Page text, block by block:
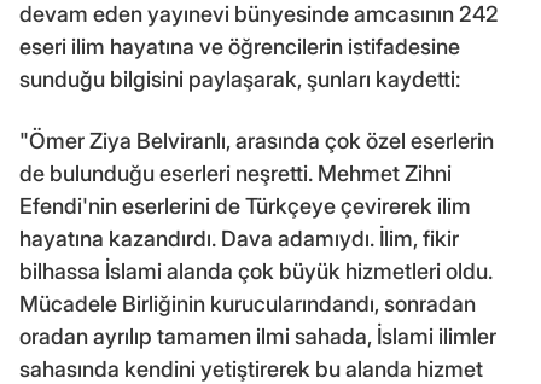
devam eden yayınevi bünyesinde amcasının 242
eseri ilim hayatına ve öğrencilerin istifadesine
sunduğu bilgisini paylaşarak, şunları kaydetti:
"Ömer Ziya Belviranlı, arasında çok özel eserlerin
de bulunduğu eserleri neşretti. Mehmet Zihni
Efendi'nin eserlerini de Türkçeye çevirerek ilim
hayatına kazandırdı. Dava adamıydı. İlim, fikir
bilhassa İslami alanda çok büyük hizmetleri oldu.
Mücadele Birliğinin kurucularındandı, sonradan
oradan ayrılıp tamamen ilmi sahada, İslami ilimler
sahasında kendini yetiştirerek bu alanda hizmet